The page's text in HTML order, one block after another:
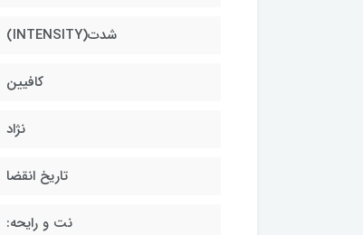
شدت(INTENSITY)
کافیین
نژاد
تاریخ انقضا
نت و رایحه: